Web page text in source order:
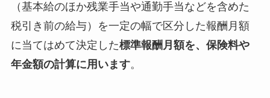
（基本給のほか残業手当や通勤手当などを含めた
税引き前の給与）を一定の幅で区分した報酬月額
に当てはめて決定した標準報酬月額を、保険料や
年金額の計算に用います。